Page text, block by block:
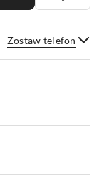
Zostaw telefon